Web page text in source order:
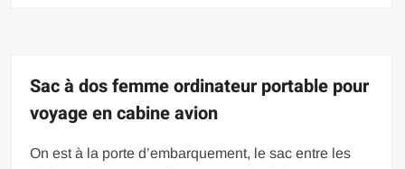
Sac à dos femme ordinateur portable pour
voyage en cabine avion
On est à la porte d’embarquement, le sac entre les